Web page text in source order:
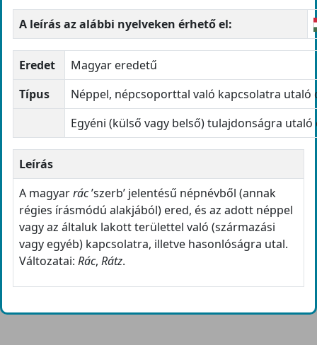
A leírás az alábbi nyelveken érhető el:
Eredet
Magyar eredetű
Típus
Néppel, népcsoporttal való kapcsolatra utaló
Egyéni (külső vagy belső) tulajdonságra utaló
Leírás
A magyarrác’szerb’ jelentésű népnévből (annak
régies írásmódú alakjából) ered, és az adott néppel
vagy az általuk lakott területtel való (származási
vagy egyéb) kapcsolatra, illetve hasonlóságra utal.
Változatai: Rác, Rátz.